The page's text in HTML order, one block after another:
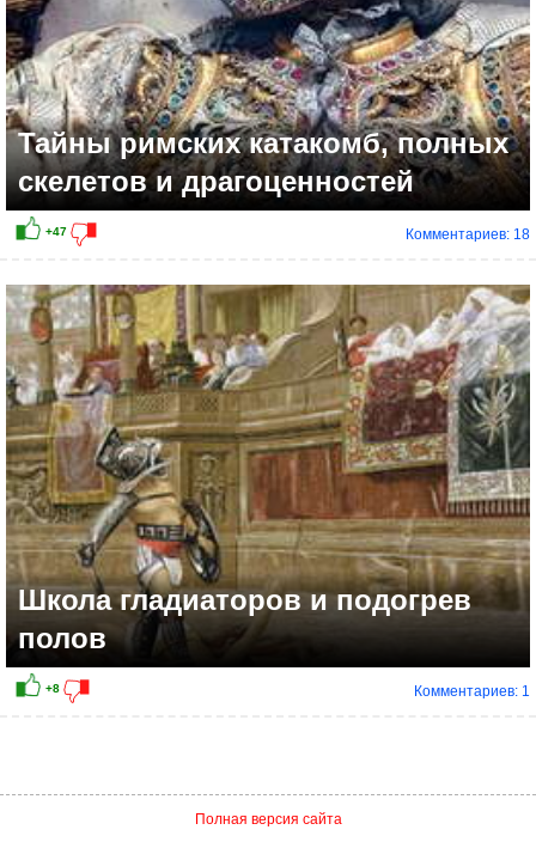
+12
Тайны римских катакомб, полных
скелетов и драгоценностей
Комментариев: 18
Школа гладиаторов и подогрев
полов
Комментариев: 1
Полная версия сайта